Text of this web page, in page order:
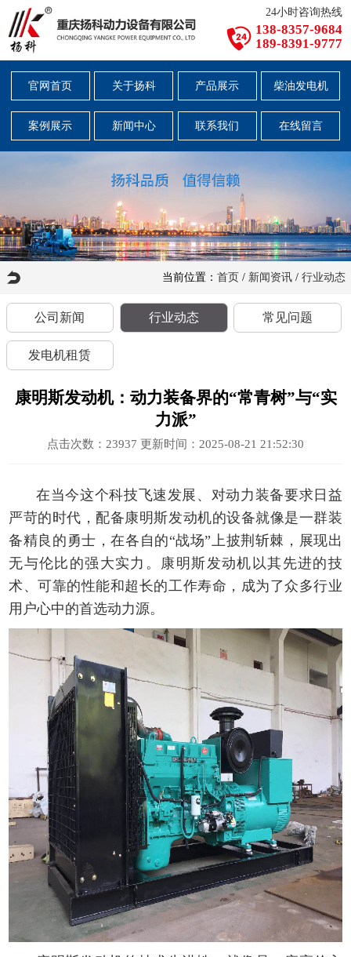
24小时咨询热线
138-8357-9684
189-8391-9777
官网首页 关于扬科 产品展示 柴油发电机
案例展示 新闻中心 联系我们 在线留言
当前位置： 首页 / 新闻资讯 / 行业动态
公司新闻 行业动态 常见问题
发电机租赁
康明斯发动机：动力装备界的“常青树”与“实
力派”
点击次数： 23937 更新时间：2025-08-21 21:52:30
在当今这个科技飞速发展、对动力装备要求日益
严苛的时代，配备康明斯发动机的设备就像是一群装
备精良的勇士，在各自的“战场”上披荆斩棘，展现出
无与伦比的强大实力。康明斯发动机以其先进的技
术、可靠的性能和超长的工作寿命，成为了众多行业
用户心中的首选动力源。